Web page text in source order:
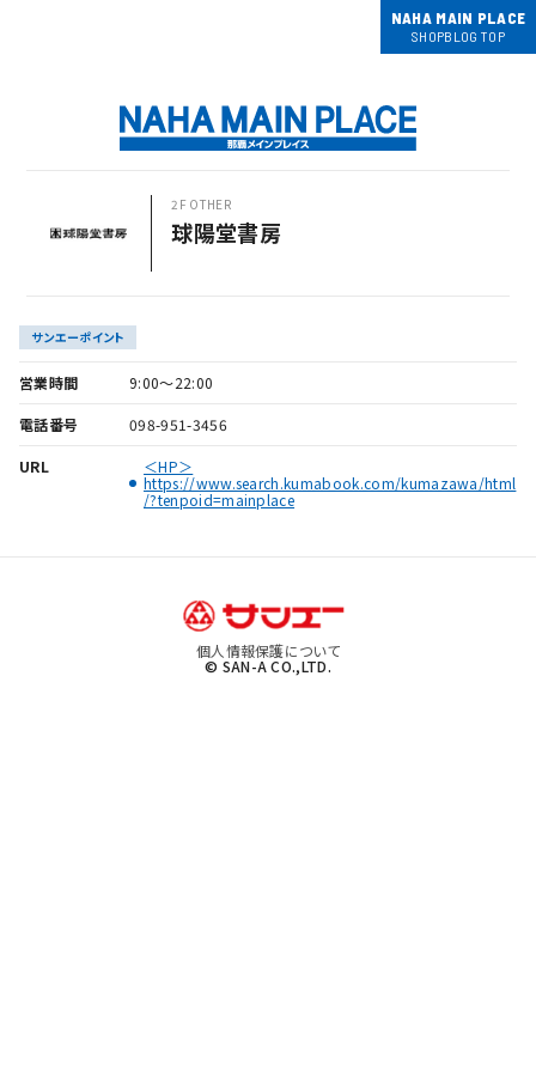
NAHA MAIN PLACE
SHOPBLOG TOP
2F OTHER
球陽堂書房
サンエーポイント
営業時間 9:00～22:00
電話番号 098-951-3456
URL
＜HP＞
https://www.search.kumabook.com/kumazawa/html
/?tenpoid=mainplace
個人情報保護について
© SAN-A CO.,LTD.